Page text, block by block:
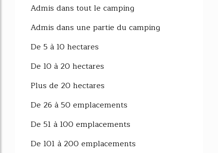
Admis dans tout le camping
Admis dans une partie du camping
De 5 à 10 hectares
De 10 à 20 hectares
Plus de 20 hectares
De 26 à 50 emplacements
De 51 à 100 emplacements
De 101 à 200 emplacements